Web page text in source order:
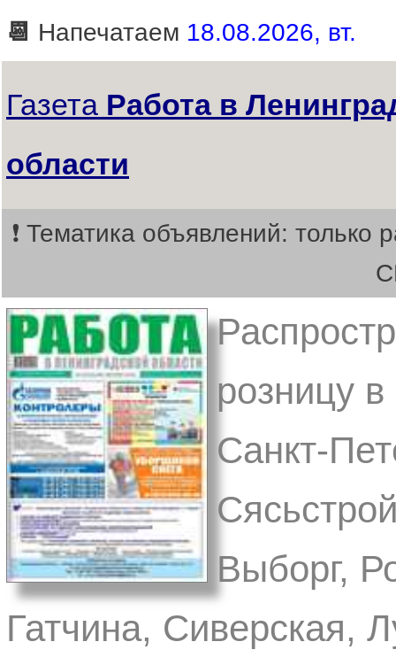
📆 Напечатаем 18.08.2026, вт.
Газета Работа в
области
❗ Тематика объявлений:
розницу в
Санкт-
Выборг,
Гатчина, Сиверская,